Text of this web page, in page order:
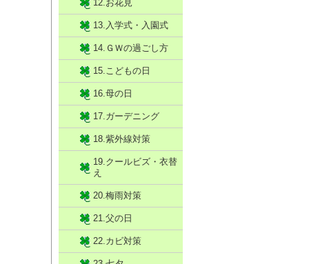
12.お花見
13.入学式・入園式
14.ＧＷの過ごし方
15.こどもの日
16.母の日
17.ガーデニング
18.紫外線対策
19.クールビズ・衣替
え
20.梅雨対策
21.父の日
22.カビ対策